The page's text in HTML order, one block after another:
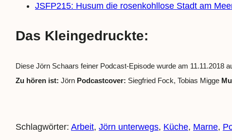
JSFP215: Husum die rosenkohllose Stadt am
Das Kleingedruckte:
Diese Jörn Schaars feiner Podcast-Episode wurde am 11.11.2018
Zu hören ist: Jörn Podcastcover: Siegfried Fock, Tobias Migge
Schlagwörter: Arbeit, Jörn unterwegs, Küche, Marne,